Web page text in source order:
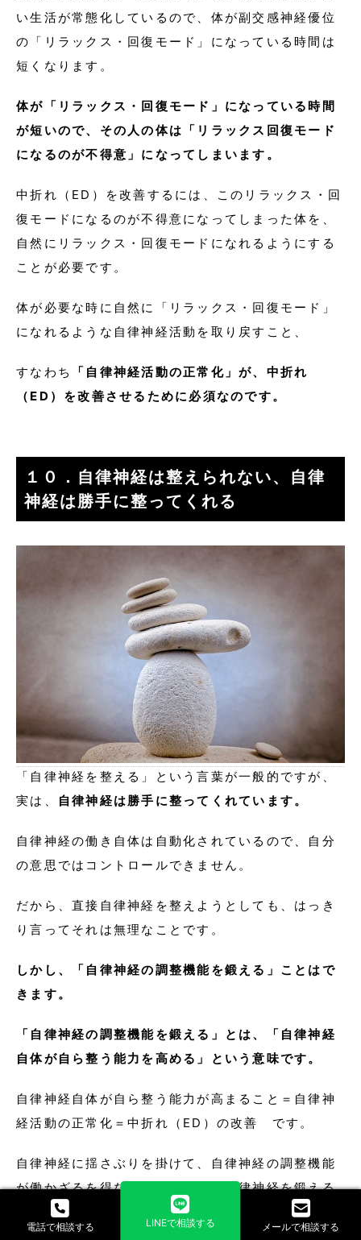
い生活が常態化しているので、体が副交感神経優位
の「リラックス・回復モード」になっている時間は
短くなります。
体が「リラックス・回復モード」になっている時間
が短いので、その人の体は「リラックス回復モード
になるのが不得意」になってしまいます。
中折れ（ED）を改善するには、このリラックス・回
復モードになるのが不得意になってしまった体を、
自然にリラックス・回復モードになれるようにする
ことが必要です。
体が必要な時に自然に「リラックス・回復モード」
になれるような自律神経活動を取り戻すこと、
すなわち
「自律神経活動の正常化」が、中折れ
（ED）を改善させるために必須なのです。
１０．自律神経は整えられない、自律
神経は勝手に整ってくれる
「自律神経を整える」という言葉が一般的ですが、
実は、
自律神経は勝手に整ってくれています。
自律神経の働き自体は自動化されているので、自分
の意思ではコントロールできません。
だから、直接自律神経を整えようとしても、はっき
り言ってそれは無理なことです。
しかし、「自律神経の調整機能を鍛える」ことはで
きます。
「自律神経の調整機能を鍛える」とは、「自律神経
自体が自ら整う能力を高める」という意味です。
自律神経自体が自ら整う能力が高まること＝自律神
経活動の正常化＝中折れ（ED）の改善 です。
自律神経に揺さぶりを掛けて、自律神経の調整機能
が働かざるを得ない状況を作って自律神経を鍛える
ことで自律神経の活動正常化を促すことが可能なの
です。
電話で相談する LINEで相談する メールで相談する